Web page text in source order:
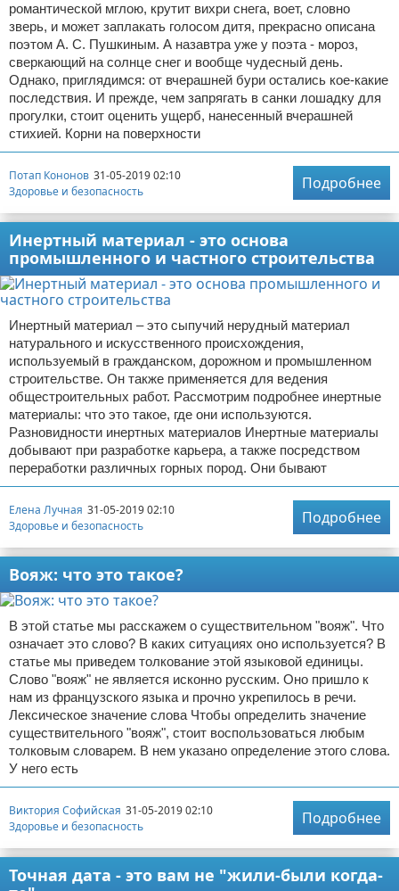
романтической мглою, крутит вихри снега, воет, словно
зверь, и может заплакать голосом дитя, прекрасно описана
поэтом А. С. Пушкиным. А назавтра уже у поэта - мороз,
сверкающий на солнце снег и вообще чудесный день.
Однако, приглядимся: от вчерашней бури остались кое-какие
последствия. И прежде, чем запрягать в санки лошадку для
прогулки, стоит оценить ущерб, нанесенный вчерашней
стихией. Корни на поверхности
Потап Кононов 31-05-2019 02:10
Здоровье и безопасность
Подробнее
Инертный материал - это основа
промышленного и частного строительства
Инертный материал – это сыпучий нерудный материал
натурального и искусственного происхождения,
используемый в гражданском, дорожном и промышленном
строительстве. Он также применяется для ведения
общестроительных работ. Рассмотрим подробнее инертные
материалы: что это такое, где они используются.
Разновидности инертных материалов Инертные материалы
добывают при разработке карьера, а также посредством
переработки различных горных пород. Они бывают
Елена Лучная 31-05-2019 02:10
Здоровье и безопасность
Подробнее
Вояж: что это такое?
В этой статье мы расскажем о существительном "вояж". Что
означает это слово? В каких ситуациях оно используется? В
статье мы приведем толкование этой языковой единицы.
Слово "вояж" не является исконно русским. Оно пришло к
нам из французского языка и прочно укрепилось в речи.
Лексическое значение слова Чтобы определить значение
существительного "вояж", стоит воспользоваться любым
толковым словарем. В нем указано определение этого слова.
У него есть
Виктория Софийская 31-05-2019 02:10
Здоровье и безопасность
Подробнее
Точная дата - это вам не "жили-были когда-